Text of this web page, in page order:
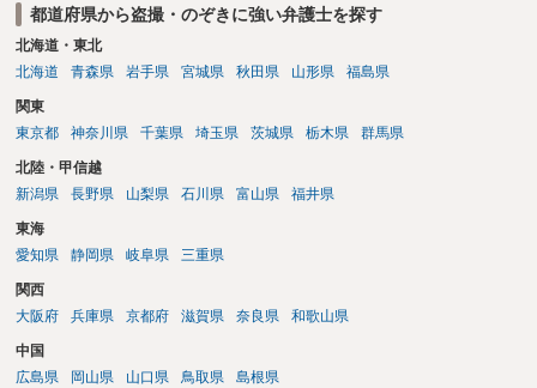
都道府県から盗撮・のぞきに強い弁護士を探す
北海道・東北
北海道
青森県 岩手県 宮城県 秋田県 山形県 福島県
関東
東京都
神奈川県 千葉県 埼玉県 茨城県 栃木県 群馬県
北陸・甲信越
新潟県
長野県 山梨県 石川県 富山県 福井県
東海
愛知県
静岡県 岐阜県 三重県
関西
大阪府
兵庫県 京都府 滋賀県 奈良県 和歌山県
中国
広島県
岡山県 山口県 鳥取県 島根県